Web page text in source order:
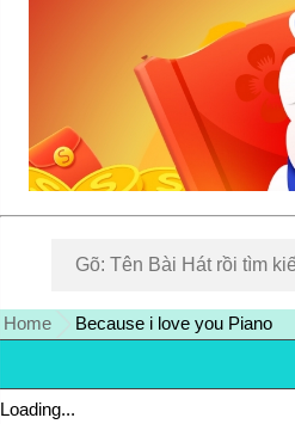
Home Because i love you Piano
Loading...